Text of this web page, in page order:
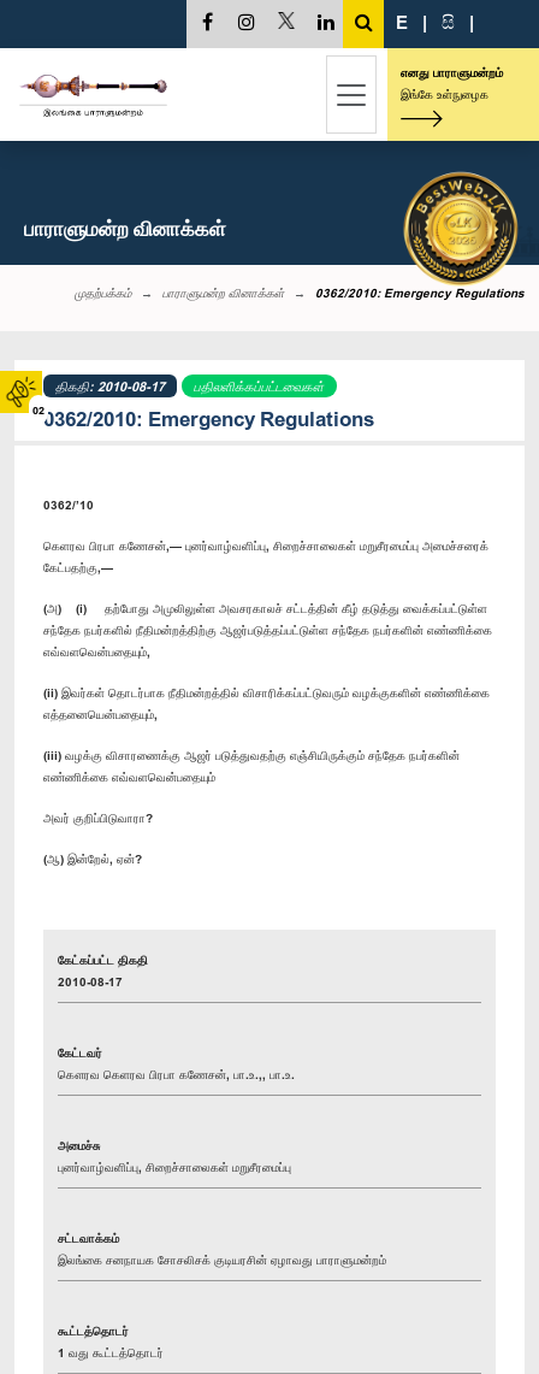
02
E | සි |
எனது பாராளுமன்றம்
இங்கே உள்நுழைக
பாராளுமன்ற வினாக்கள்
முதற்பக்கம் பாராளுமன்ற வினாக்கள் 0362/2010: Emergency Regulations
திகதி: 2010-08-17 பதிலளிக்கப்பட்டவைகள்
0362/2010: Emergency Regulations
0362/’10
கெளரவ பிரபா கணேசன்,— புனர்வாழ்வளிப்பு, சிறைச்சாலைகள் மறுசீரமைப்பு அமைச்சரைக்
கேட்பதற்கு,—
(அ) (i) தற்போது அமுலிலுள்ள அவசரகாலச் சட்டத்தின் கீழ் தடுத்து வைக்கப்பட்டுள்ள
சந்தேக நபர்களில் நீதிமன்றத்திற்கு ஆஜர்படுத்தப்பட்டுள்ள சந்தேக நபர்களின் எண்ணிக்கை
எவ்வளவென்பதையும்,
(ii) இவர்கள் தொடர்பாக நீதிமன்றத்தில் விசாரிக்கப்பட்டுவரும் வழக்குகளின் எண்ணிக்கை
எத்தனையென்பதையும்,
(iii) வழக்கு விசாரணைக்கு ஆஜர் படுத்துவதற்கு எஞ்சியிருக்கும் சந்தேக நபர்களின்
எண்ணிக்கை எவ்வளவென்பதையும்
அவர் குறிப்பிடுவாரா?
(ஆ) இன்றேல், ஏன்?
கேட்கப்பட்ட திகதி
2010-08-17
கேட்டவர்
கௌரவ கெளரவ பிரபா கணேசன், பா.உ.,, பா.உ.
அமைச்சு
புனர்வாழ்வளிப்பு, சிறைச்சாலைகள் மறுசீரமைப்பு
சட்டவாக்கம்
இலங்கை சனநாயக சோசலிசக் குடியரசின் ஏழாவது பாராளுமன்றம்
கூட்டத்தொடர்
1 வது கூட்டத்தொடர்